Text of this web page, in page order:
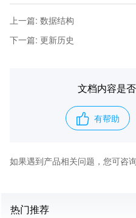
上一篇: 数据结构
下一篇: 更新历史
文档内容是
有帮助
如果遇到产品相关问题，您可咨询
热门推荐